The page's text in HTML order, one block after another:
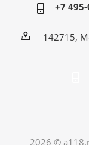
+7
142715,
2026 ©